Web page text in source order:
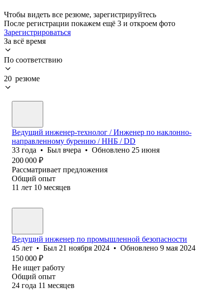
Чтобы видеть все резюме, зарегистрируйтесь
После регистрации покажем ещё 3 и откроем фото
Зарегистрироваться
За всё время
По соответствию
20 резюме
Ведущий инженер-технолог / Инженер по наклонно-
направленному бурению / ННБ / DD
33 года • Был вчера • Обновлено 25 июня
200 000 ₽
Рассматривает предложения
Общий опыт
11 лет 10 месяцев
Ведущий инженер по промышленной безопасности
45 лет • Был 21 ноября 2024 • Обновлено 9 мая 2024
150 000 ₽
Не ищет работу
Общий опыт
24 года 11 месяцев